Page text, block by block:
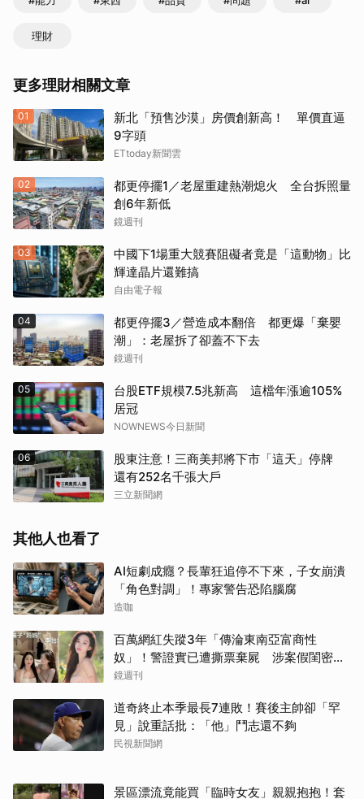
理財
更多理財相關文章
01
新北「預售沙漠」房價創新高！ 單價直逼
9字頭
ETtoday新聞雲
02
都更停擺1／老屋重建熱潮熄火 全台拆照量
創6年新低
鏡週刊
03
中國下1場重大競賽阻礙者竟是「這動物」比
輝達晶片還難搞
自由電子報
04
都更停擺3／營造成本翻倍 都更爆「棄嬰
潮」：老屋拆了卻蓋不下去
鏡週刊
05
台股ETF規模7.5兆新高 這檔年漲逾105%
居冠
NOWNEWS今日新聞
06
股東注意！三商美邦將下市「這天」停牌
還有252名千張大戶
三立新聞網
其他人也看了
AI短劇成癮？長輩狂追停不下來，子女崩潰
「角色對調」！專家警告恐陷腦腐
造咖
百萬網紅失蹤3年「傳淪東南亞富商性
奴」！警證實已遭撕票棄屍 涉案假閨密近
況曝光
鏡週刊
道奇終止本季最長7連敗！賽後主帥卻「罕
見」說重話批：「他」鬥志還不夠
民視新聞網
景區漂流竟能買「臨時女友」親親抱抱！套